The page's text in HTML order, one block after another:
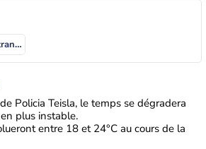
Actualités Météo à l'étranger
Policia Teisla, le temps se dégradera
plus instable.
entre 18 et 24°C au cours de la